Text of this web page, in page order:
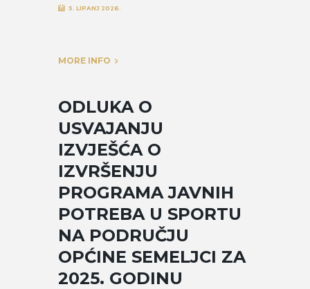
5. LIPANJ 2026.
MORE INFO
ODLUKA O
USVAJANJU
IZVJEŠĆA O
IZVRŠENJU
PROGRAMA JAVNIH
POTREBA U SPORTU
NA PODRUČJU
OPĆINE SEMELJCI ZA
2025. GODINU